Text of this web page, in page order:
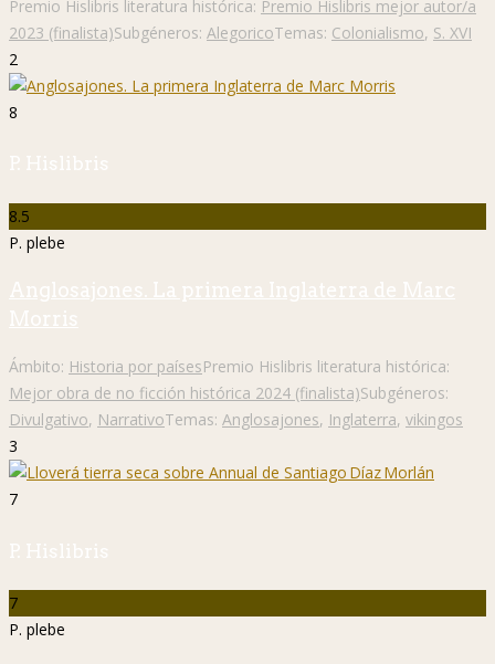
Premio Hislibris literatura histórica: Premio Hislibris mejor autor/a
2023 (finalista)Subgéneros: AlegoricoTemas: Colonialismo, S. XVI
2
8
P. Hislibris
8.5
P. plebe
Anglosajones. La primera Inglaterra de Marc
Morris
Ámbito: Historia por paísesPremio Hislibris literatura histórica:
Mejor obra de no ficción histórica 2024 (finalista)Subgéneros:
Divulgativo, NarrativoTemas: Anglosajones, Inglaterra, vikingos
3
7
P. Hislibris
7
P. plebe